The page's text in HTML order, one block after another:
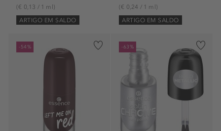
(€ 0,13 / 1 ml)
ARTIGO EM SALDO
(€ 0,24 / 1 ml)
ARTIGO EM SALDO
-54% -63%